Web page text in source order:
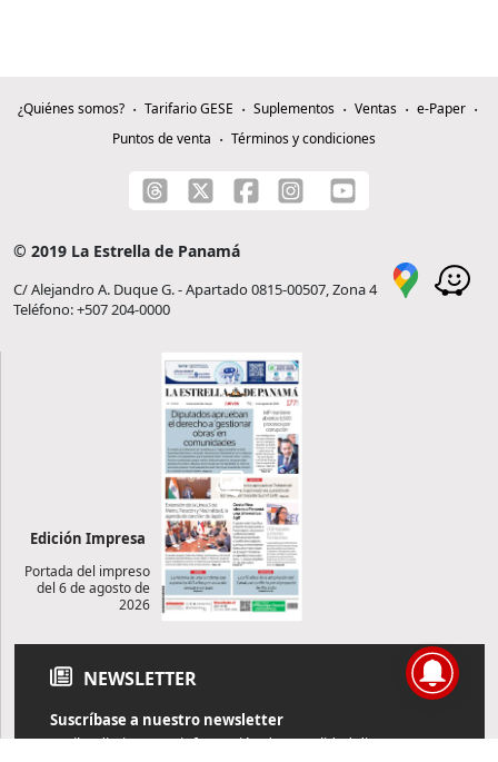
¿Quiénes somos? Tarifario GESE Suplementos Ventas
e-Paper
Puntos de venta
Términos y condiciones
© 2019 La Estrella de Panamá
C/ Alejandro A. Duque G. - Apartado 0815-00507, Zona 4
Teléfono: +507 204-0000
Edición Impresa
Portada del impreso
del 6 de agosto de
2026
NEWSLETTER
Suscríbase a nuestro newsletter
Reciba diariamente información de actualidad directamente en